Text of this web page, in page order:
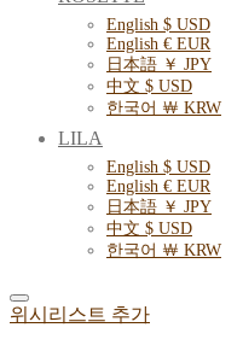
English $ USD
English € EUR
日本語 ￥ JPY
中文 $ USD
한국어 ￦ KRW
LILA
English $ USD
English € EUR
日本語 ￥ JPY
中文 $ USD
한국어 ￦ KRW
위시리스트 추가